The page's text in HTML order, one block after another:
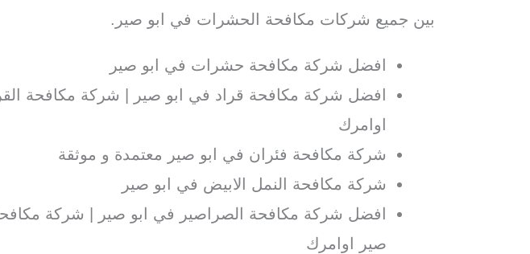
بين جميع شركات مكافحة الحشرات في ابو صير.
افضل شركة مكافحة حشرات في ابو صير
افضل شركة مكافحة قراد في ابو صير | شركة مكافحة
اوامرك
شركة مكافحة فئران في ابو صير معتمدة و موثقة
شركة مكافحة النمل الابيض في ابو صير
افضل شركة مكافحة الصراصير في ابو صير | شركة
صير اوامرك